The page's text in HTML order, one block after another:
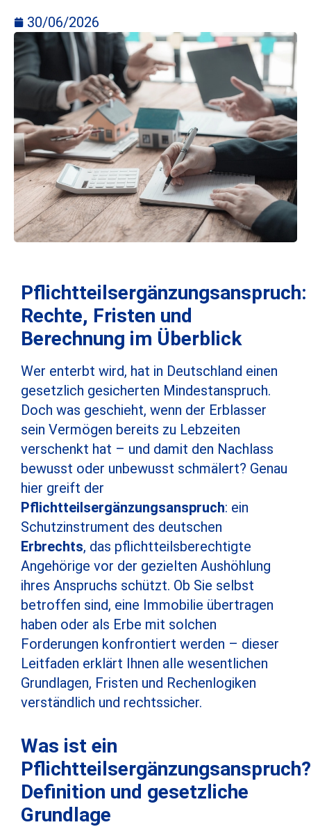
30/06/2026
Pflichtteilsergänzungsanspruch:
Rechte, Fristen und
Berechnung im Überblick
Wer enterbt wird, hat in Deutschland einen
gesetzlich gesicherten Mindestanspruch.
Doch was geschieht, wenn der Erblasser
sein Vermögen bereits zu Lebzeiten
verschenkt hat – und damit den Nachlass
bewusst oder unbewusst schmälert? Genau
hier greift der
Pflichtteilsergänzungsanspruch: ein
Schutzinstrument des deutschen
Erbrechts, das pflichtteilsberechtigte
Angehörige vor der gezielten Aushöhlung
ihres Anspruchs schützt. Ob Sie selbst
betroffen sind, eine Immobilie übertragen
haben oder als Erbe mit solchen
Forderungen konfrontiert werden – dieser
Leitfaden erklärt Ihnen alle wesentlichen
Grundlagen, Fristen und Rechenlogiken
verständlich und rechtssicher.
Was ist ein
Pflichtteilsergänzungsanspruch?
Definition und gesetzliche
Grundlage